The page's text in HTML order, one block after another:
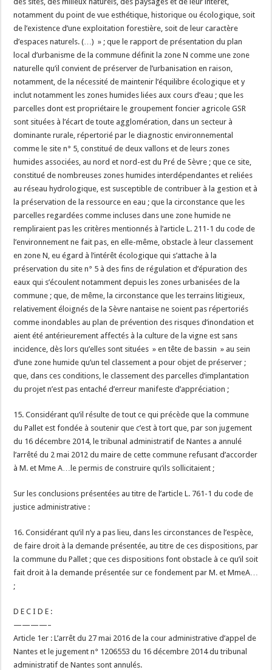
notamment du point de vue esthétique, historique ou écologique, soit
de l’existence d’une exploitation forestière, soit de leur caractère
d’espaces naturels. (…) » ; que le rapport de présentation du plan
local d’urbanisme de la commune définit la zone N comme une zone
naturelle qu’il convient de préserver de l’urbanisation en raison,
notamment, de la nécessité de maintenir l’équilibre écologique et y
inclut notamment les zones humides liées aux cours d’eau ; que les
parcelles dont est propriétaire le groupement foncier agricole GSR
sont situées à l’écart de toute agglomération, dans un secteur à
dominante rurale, répertorié par le diagnostic environnemental
comme le site n° 5, constitué de deux vallons et de leurs zones
humides associées, au nord et nord-est du Pré de Sèvre ; que ce site,
constitué de nombreuses zones humides interdépendantes et reliées
au réseau hydrologique, est susceptible de contribuer à la gestion et à
la préservation de la ressource en eau ; que la circonstance que les
parcelles regardées comme incluses dans une zone humide ne
rempliraient pas les critères mentionnés à l’article L. 211-1 du code de
l’environnement ne fait pas, en elle-même, obstacle à leur classement
en zone N, eu égard à l’intérêt écologique qui s’attache à la
préservation du site n° 5 à des fins de régulation et d’épuration des
eaux qui s’écoulent notamment depuis les zones urbanisées de la
commune ; que, de même, la circonstance que les terrains litigieux,
relativement éloignés de la Sèvre nantaise ne soient pas répertoriés
comme inondables au plan de prévention des risques d’inondation et
aient été antérieurement affectés à la culture de la vigne est sans
incidence, dès lors qu’elles sont situées » en tête de bassin » au sein
d’une zone humide qu’un tel classement a pour objet de préserver ;
que, dans ces conditions, le classement des parcelles d’implantation
du projet n’est pas entaché d’erreur manifeste d’appréciation ;
15. Considérant qu’il résulte de tout ce qui précède que la commune
du Pallet est fondée à soutenir que c’est à tort que, par son jugement
du 16 décembre 2014, le tribunal administratif de Nantes a annulé
l’arrêté du 2 mai 2012 du maire de cette commune refusant d’accorder
à M. et Mme A…le permis de construire qu’ils sollicitaient ;
Sur les conclusions présentées au titre de l’article L. 761-1 du code de
justice administrative :
16. Considérant qu’il n’y a pas lieu, dans les circonstances de l’espèce,
de faire droit à la demande présentée, au titre de ces dispositions, par
la commune du Pallet ; que ces dispositions font obstacle à ce qu’il soit
fait droit à la demande présentée sur ce fondement par M. et MmeA…
;
D E C I D E :
————–
Article 1er : L’arrêt du 27 mai 2016 de la cour administrative d’appel de
Nantes et le jugement n° 1206553 du 16 décembre 2014 du tribunal
administratif de Nantes sont annulés.